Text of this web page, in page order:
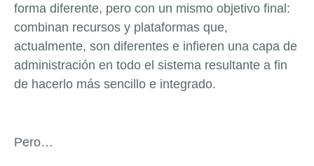
forma diferente, pero con un mismo objetivo final:
combinan recursos y plataformas que,
actualmente, son diferentes e infieren una capa de
administración en todo el sistema resultante a fin
de hacerlo más sencillo e integrado.
Pero…